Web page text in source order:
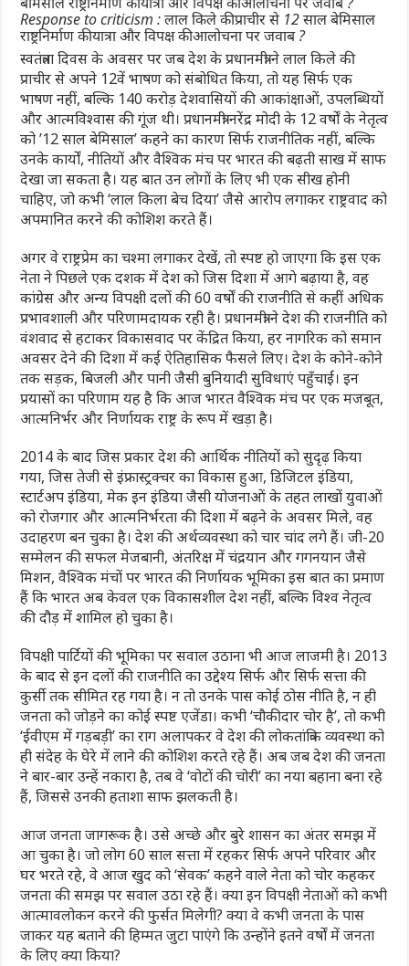
Response to criticism : लाल किले की प्राचीर से 12 साल बेमिसाल
राष्ट्रनिर्माण की यात्रा और विपक्ष की आलोचना पर जवाब ?
स्वतंत्रता दिवस के अवसर पर जब देश के प्रधानमंत्री ने लाल किले की
प्राचीर से अपने 12वें भाषण को संबोधित किया, तो यह सिर्फ एक
भाषण नहीं, बल्कि 140 करोड़ देशवासियों की आकांक्षाओं, उपलब्धियों
और आत्मविश्वास की गूंज थी। प्रधानमंत्री नरेंद्र मोदी के 12 वर्षों के नेतृत्व
को ’12 साल बेमिसाल’ कहने का कारण सिर्फ राजनीतिक नहीं, बल्कि
उनके कार्यों, नीतियों और वैश्विक मंच पर भारत की बढ़ती साख में साफ
देखा जा सकता है। यह बात उन लोगों के लिए भी एक सीख होनी
चाहिए, जो कभी ‘लाल किला बेच दिया’ जैसे आरोप लगाकर राष्ट्रवाद को
अपमानित करने की कोशिश करते हैं।
अगर वे राष्ट्रप्रेम का चश्मा लगाकर देखें, तो स्पष्ट हो जाएगा कि इस एक
नेता ने पिछले एक दशक में देश को जिस दिशा में आगे बढ़ाया है, वह
कांग्रेस और अन्य विपक्षी दलों की 60 वर्षों की राजनीति से कहीं अधिक
प्रभावशाली और परिणामदायक रही है। प्रधानमंत्री ने देश की राजनीति को
वंशवाद से हटाकर विकासवाद पर केंद्रित किया, हर नागरिक को समान
अवसर देने की दिशा में कई ऐतिहासिक फैसले लिए। देश के कोने-कोने
तक सड़क, बिजली और पानी जैसी बुनियादी सुविधाएं पहुँचाईं। इन
प्रयासों का परिणाम यह है कि आज भारत वैश्विक मंच पर एक मजबूत,
आत्मनिर्भर और निर्णायक राष्ट्र के रूप में खड़ा है।
2014 के बाद जिस प्रकार देश की आर्थ‍िक नीतियों को सुदृढ़ किया
गया, जिस तेजी से इंफ्रास्ट्रक्चर का विकास हुआ, डिजिटल इंडिया,
स्टार्टअप इंडिया, मेक इन इंडिया जैसी योजनाओं के तहत लाखों युवाओं
को रोजगार और आत्मनिर्भरता की दिशा में बढ़ने के अवसर मिले, वह
उदाहरण बन चुका है। देश की अर्थव्यवस्था को चार चांद लगे हैं। जी-20
सम्मेलन की सफल मेजबानी, अंतरिक्ष में चंद्रयान और गगनयान जैसे
मिशन, वैश्विक मंचों पर भारत की निर्णायक भूमिका इस बात का प्रमाण
हैं कि भारत अब केवल एक विकासशील देश नहीं, बल्कि विश्व नेतृत्व
की दौड़ में शामिल हो चुका है।
विपक्षी पार्टियों की भूमिका पर सवाल उठाना भी आज लाजमी है। 2013
के बाद से इन दलों की राजनीति का उद्देश्य सिर्फ और सिर्फ सत्ता की
कुर्सी तक सीमित रह गया है। न तो उनके पास कोई ठोस नीति है, न ही
जनता को जोड़ने का कोई स्पष्ट एजेंडा। कभी ‘चौकीदार चोर है’, तो कभी
‘ईवीएम में गड़बड़ी’ का राग अलापकर वे देश की लोकतांत्रिक व्यवस्था को
ही संदेह के घेरे में लाने की कोशिश करते रहे हैं। अब जब देश की जनता
ने बार-बार उन्हें नकारा है, तब वे ‘वोटों की चोरी’ का नया बहाना बना रहे
हैं, जिससे उनकी हताशा साफ झलकती है।
आज जनता जागरूक है। उसे अच्छे और बुरे शासन का अंतर समझ में
आ चुका है। जो लोग 60 साल सत्ता में रहकर सिर्फ अपने परिवार और
घर भरते रहे, वे आज खुद को ‘सेवक’ कहने वाले नेता को चोर कहकर
जनता की समझ पर सवाल उठा रहे हैं। क्या इन विपक्षी नेताओं को कभी
आत्मावलोकन करने की फुर्सत मिलेगी? क्या वे कभी जनता के पास
जाकर यह बताने की हिम्मत जुटा पाएंगे कि उन्होंने इतने वर्षों में जनता
के लिए क्या किया?